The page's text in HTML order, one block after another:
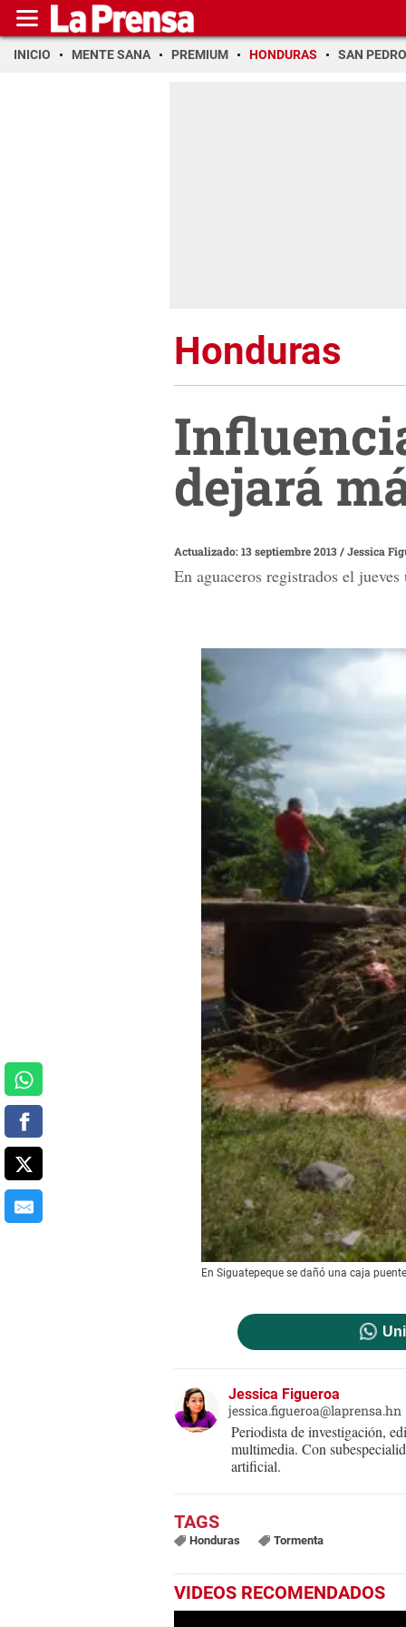
INICIO MENTE SANA PREMIUM HONDURAS SAN PEDRO
Honduras
dejará
Actualizado: 13 septiembre 2013/Jessica
En aguaceros registrados el
En Siguatepeque se dañó una caja
Jessica Figueroa
jessica.figueroa@laprensa.hn
Periodista de investigación,
multimedia. Con
artificial.
Honduras Tormenta
VIDEOS RECOMENDADOS